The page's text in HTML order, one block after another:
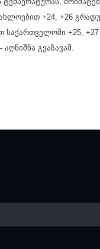
+24, +26
+25, +27
გვაზავამ.